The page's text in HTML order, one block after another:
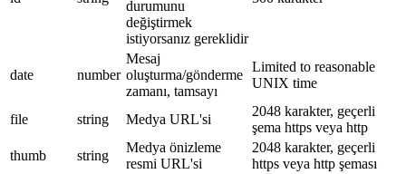
durumunu
değiştirmek
istiyorsanız gereklidir
date number
Mesaj
oluşturma/gönderme
zamanı, tamsayı
Limited to reasonable
UNIX time
file string Medya URL'si
2048 karakter, geçerli
şema https veya http
thumb
string
Medya önizleme
resmi URL'si
2048 karakter, geçerli
https veya http şeması